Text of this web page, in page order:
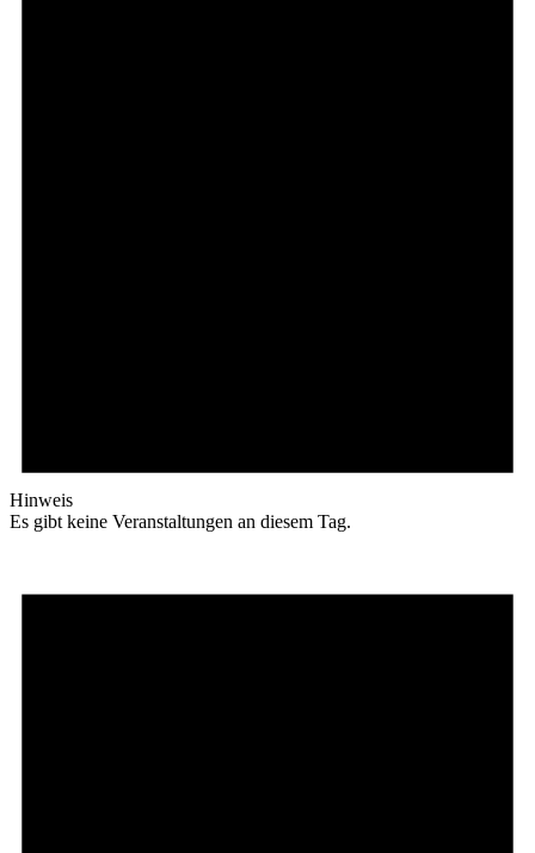
Hinweis
Es gibt keine Veranstaltungen an diesem Tag.